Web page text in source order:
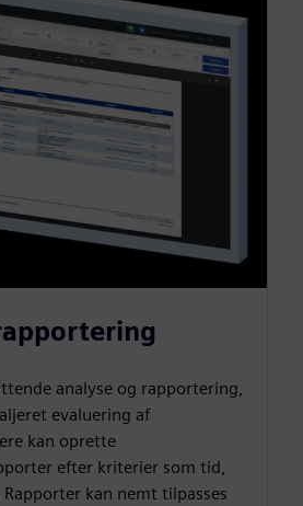
analyse og rapportering,
evaluering af
kan oprette
efter kriterier som tid,
kan nemt tilpasses